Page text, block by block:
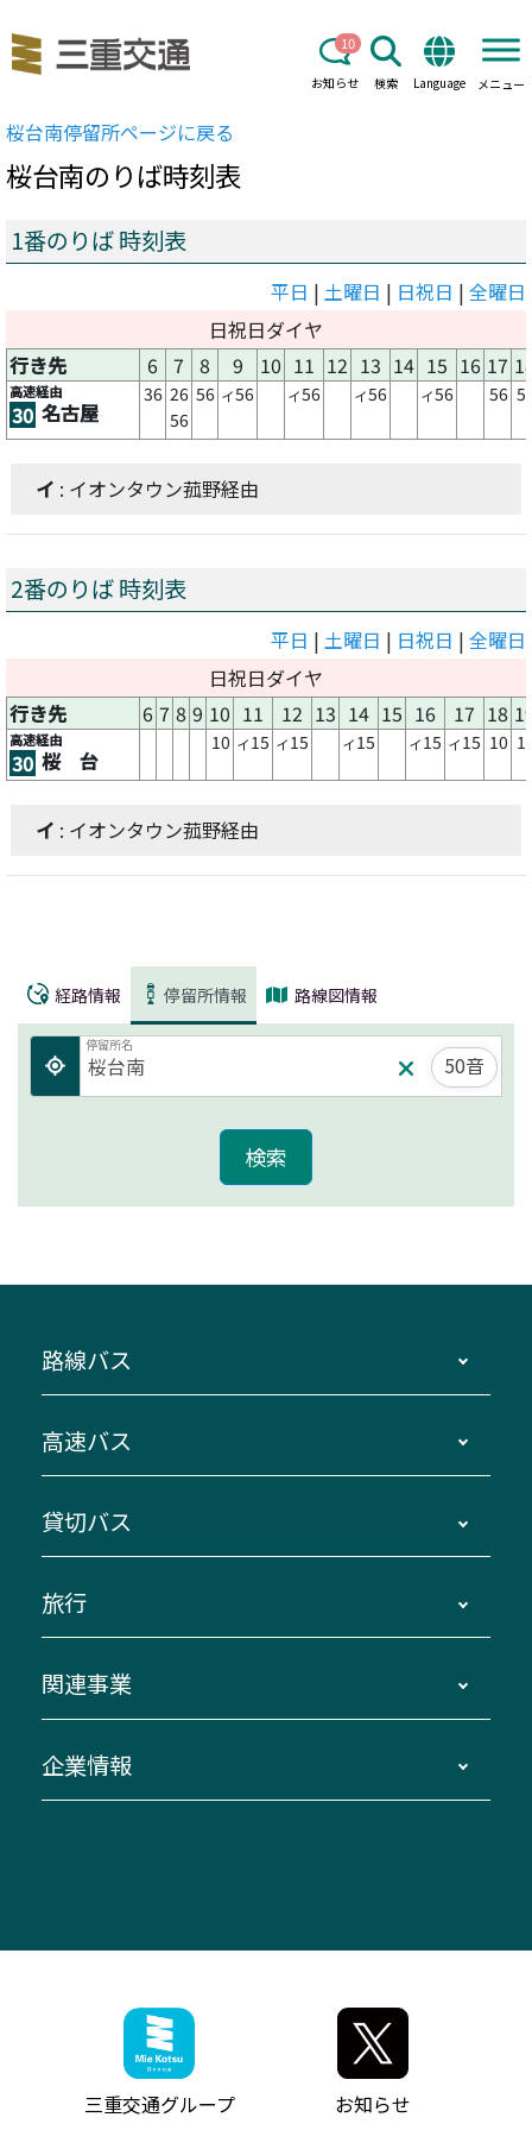
お知らせ
10
検索 Language メニュー
桜台南停留所ページに戻る
桜台南のりば時刻表
1番のりば 時刻表
平日 | 土曜日 | 日祝日 | 全曜日
日祝日ダイヤ
行き先
6 7 8 9 10 11 12 13 14 15 16 17
高速経由
30 名古屋
36 26
56
56 イ56 イ56 イ56 イ56 56
イ : イオンタウン菰野経由
2番のりば 時刻表
平日 | 土曜日 | 日祝日 | 全曜日
日祝日ダイヤ
行き先
6 7 8 9 10 11 12 13 14 15 16 17 18
高速経由
30 桜 台
10 イ15 イ15 イ15 イ15 イ15 10
イ : イオンタウン菰野経由
経路情報 停留所情報 路線図情報
停留所名
50音
路線バス
主要停留所案内図・時刻表
路線バスのご利用方法
三重交通接近情報バスロケーションシステム
迂回・休止について
臨時バスについて
伊勢二見鳥羽周遊バスCANばす
「みえブルーライン」（三重大学病院直通バ
神都ライナー
ミジュマルのラッピングバス（鈴鹿管内）
参宮バス
神都バス
高速バス
南紀・VISON～横浜・東京・埼玉
伊賀～名古屋
南紀～VISON～名古屋
湯の山温泉～名古屋
桑名・長島温泉・金城ふ頭駅～中部国際空港
（休止中）
お客様駐車場のご案内
アイコンの説明
インターネット予約
よくあるご質問
貸切バス
貸切バスのご利用について
お問い合わせ
旅行
貸切バス団体旅行
美し国周遊ばす
関連事業
自家用自動車車両運行管理
ザ・バスコレクション三重交通バスセット
三重交通公式グッズ
企業情報
ファンコーナー
お問い合わせ
お知らせ・最新情報一覧
三重交通グループ
お知らせ